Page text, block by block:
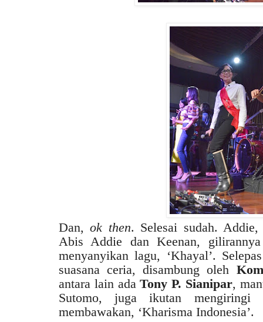
Dan,ok then. Selesai sudah.
Abis Addie dan Keenan,
menyanyikan lagu, ‘Khayal’.
suasana ceria, disambung oleh
antara lain adaTony P. Sianipar,
Sutomo, juga ikutan mengiringi
membawakan, ‘Kharisma Indonesia’.